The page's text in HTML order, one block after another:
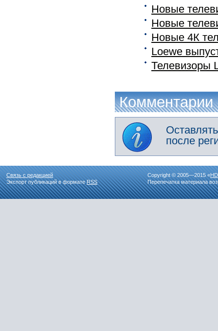
Новые
Новые
Новые 4К
Loewe
Телевизоры
Комментарии
после
Связь с редакцией
Экспорт публикаций в форматеRSS
Copyright © 2005—2015 «
Перепечатка материала